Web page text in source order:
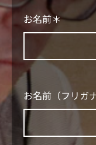
お名前＊
お名前（フリガ